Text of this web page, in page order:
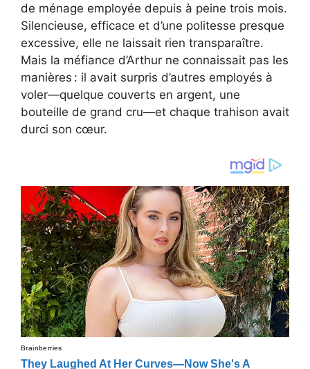
de ménage employée depuis à peine trois mois.
Silencieuse, efficace et d’une politesse presque
excessive, elle ne laissait rien transparaître.
Mais la méfiance d’Arthur ne connaissait pas les
manières : il avait surpris d’autres employés à
voler—quelque couverts en argent, une
bouteille de grand cru—et chaque trahison avait
durci son cœur.